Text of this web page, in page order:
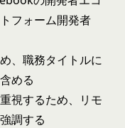
フォーム開発者
、職務タイトルに
める
視するため、リモ
調する